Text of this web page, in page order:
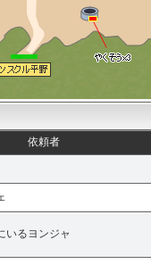
依頼者
いるヨンジャ